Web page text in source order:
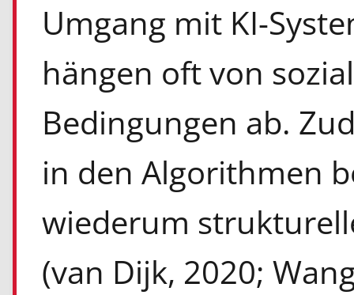
Umgang mit KI-
hängen oft von
Bedingungen ab.
in den Algorithmen
wiederum
(van Dijk, 2020;